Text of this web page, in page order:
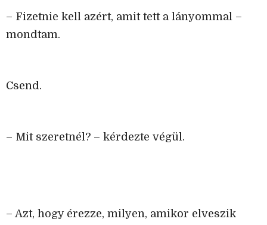
– Fizetnie kell azért, amit tett a lányommal –
mondtam.
Csend.
– Mit szeretnél? – kérdezte végül.
– Azt, hogy érezze, milyen, amikor elveszik